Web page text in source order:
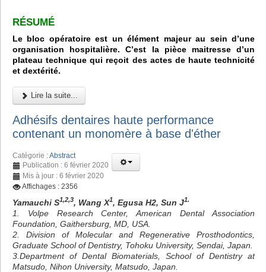
RÉSUMÉ
Le bloc opératoire est un élément majeur au sein d’une
organisation hospitalière. C’est la pièce maitresse d’un
plateau technique qui reçoit des actes de haute technicité
et dextérité.
Lire la suite...
Adhésifs dentaires haute performance
contenant un monomère à base d'éther
Catégorie :Abstract
Publication : 6 février 2020
Mis à jour : 6 février 2020
Affichages : 2356
Yamauchi S1,2,3, Wang X1, Egusa H2, Sun J1.
1. Volpe Research Center, American Dental Association
Foundation, Gaithersburg, MD, USA.
2. Division of Molecular and Regenerative Prosthodontics,
Graduate School of Dentistry, Tohoku University, Sendai, Japan.
3.Department of Dental Biomaterials, School of Dentistry at
Matsudo, Nihon University, Matsudo, Japan.